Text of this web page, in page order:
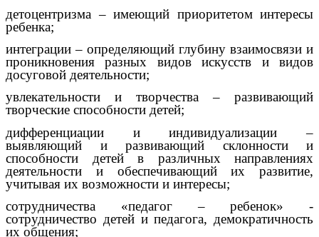
детоцентризма – имеющий приоритетом интересы
ребенка;
интеграции – определяющий глубину взаимосвязи и
проникновения разных видов искусств и видов
досуговой деятельности;
увлекательности и творчества – развивающий
творческие способности детей;
дифференциации и индивидуализации –
выявляющий и развивающий склонности и
способности детей в различных направлениях
деятельности и обеспечивающий их развитие,
учитывая их возможности и интересы;
сотрудничества «педагог – ребенок» -
сотрудничество детей и педагога, демократичность
их общения;